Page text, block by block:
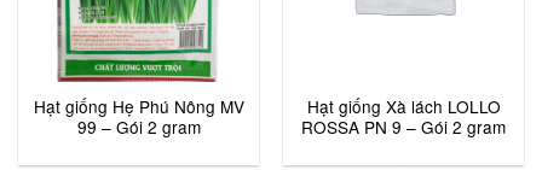
Hạt giống Hẹ Phú Nông MV
99 – Gói 2 gram
Hạt giống Xà lách LOLLO
ROSSA PN 9 – Gói 2 gram